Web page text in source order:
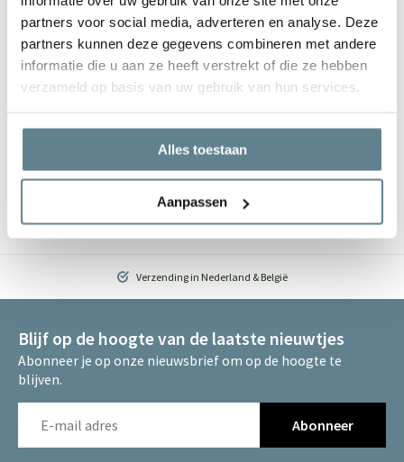
partners voor social media, adverteren en analyse. Deze
partners kunnen deze gegevens combineren met andere
informatie die u aan ze heeft verstrekt of die ze hebben
verzameld op basis van uw gebruik van hun services.
Alles toestaan
Aanpassen
Breedte 70 cm
Hoogte 45 cm
Verzending in Nederland & België
Blijf op de hoogte van de laatste nieuwtjes
Abonneer je op onze nieuwsbrief om op de hoogte te
blijven.
Abonneer